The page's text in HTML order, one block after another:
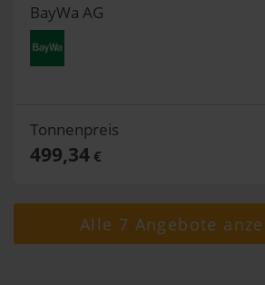
BayWa AG
Tonnenpreis
499,34€
Alle 7 Angebote